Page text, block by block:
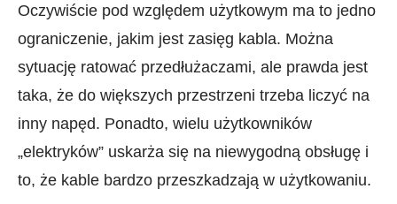
Oczywiście pod względem użytkowym ma to jedno
ograniczenie, jakim jest zasięg kabla. Można
sytuację ratować przedłużaczami, ale prawda jest
taka, że do większych przestrzeni trzeba liczyć na
inny napęd. Ponadto, wielu użytkowników
„elektryków” uskarża się na niewygodną obsługę i
to, że kable bardzo przeszkadzają w użytkowaniu.